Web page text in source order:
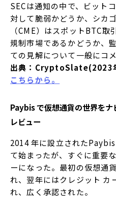
SECは通知の中で、ビット
対して脆弱かどうか、シカ
（CME）はスポットBTC
規制市場であるかどうか、
ての見解について一般にコ
出典：CryptoSlate(2023
こちらから。
Paybis で仮想通貨の世界を
レビュー
2014 年に設立された
て始まったが、すぐに重要
ーになった。最初の仮想通
れ、翌年にはクレジット カ
れ、広く承認された。